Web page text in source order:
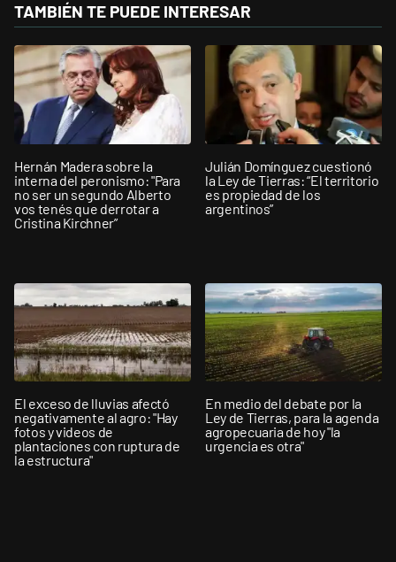
TAMBIÉN TE PUEDE INTERESAR
Hernán Madera sobre la
interna del peronismo: "Para
no ser un segundo Alberto
vos tenés que derrotar a
Cristina Kirchner”
Julián Domínguez cuestionó
la Ley de Tierras: “El territorio
es propiedad de los
argentinos”
El exceso de lluvias afectó
negativamente al agro: "Hay
fotos y videos de
plantaciones con ruptura de
la estructura"
En medio del debate por la
Ley de Tierras, para la agenda
agropecuaria de hoy "la
urgencia es otra"